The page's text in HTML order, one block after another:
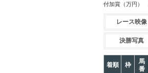
付加賞 （万円）
レース映像
決勝写真
着順 枠
馬
番